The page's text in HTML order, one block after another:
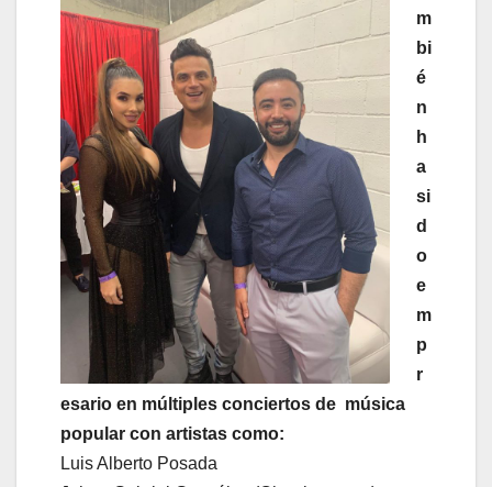
m
bi
é
n
h
a
si
d
o
e
m
p
r
esario en múltiples conciertos de música
popular con artistas como:
Luis Alberto Posada